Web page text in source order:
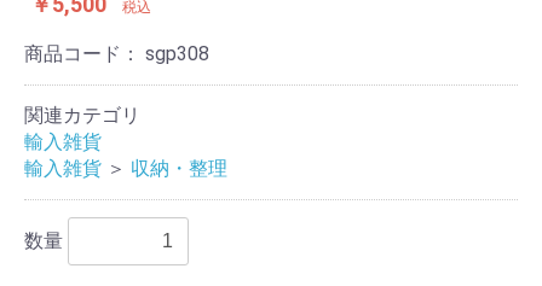
税込
商品コード： sgp308
関連カテゴリ
輸入雑貨
輸入雑貨 ＞ 収納・整理
数量